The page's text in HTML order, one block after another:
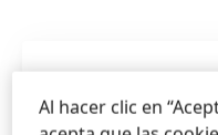
Al hacer clic en